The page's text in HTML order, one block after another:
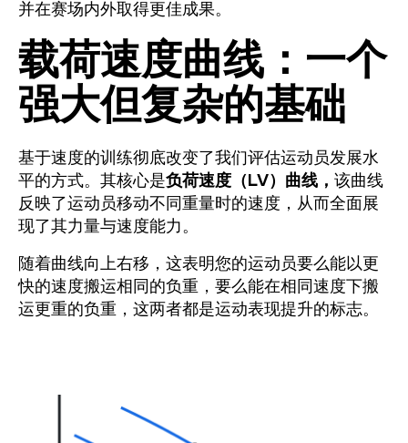
并在赛场内外取得更佳成果。
载荷速度曲线：一个
强大但复杂的基础
基于速度的训练彻底改变了我们评估运动员发展水
平的方式。其核心是负荷速度（LV）曲线， 该曲线
反映了运动员移动不同重量时的速度，从而全面展
现了其力量与速度能力。
随着曲线向上右移，这表明您的运动员要么能以更
快的速度搬运相同的负重，要么能在相同速度下搬
运更重的负重，这两者都是运动表现提升的标志。